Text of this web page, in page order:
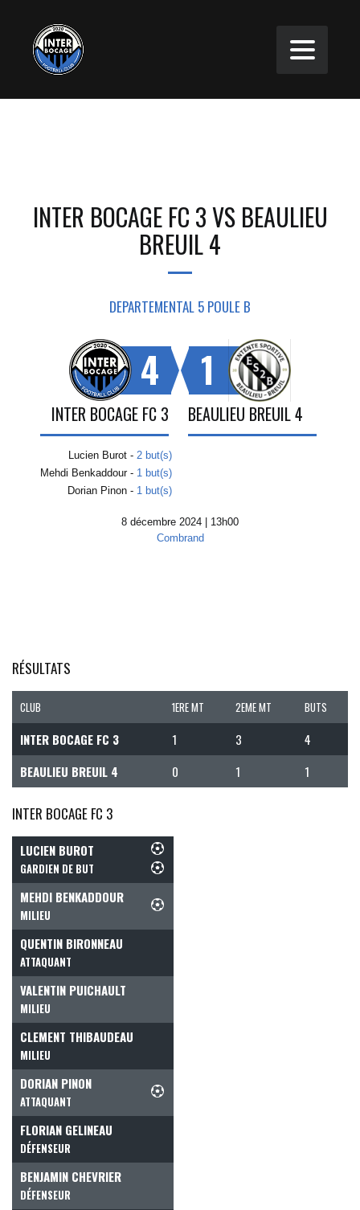
INTER BOCAGE FC 3 VS BEAULIEU
BREUIL 4
DEPARTEMENTAL 5 POULE B
4
INTER BOCAGE FC 3
Lucien Burot - 2 but(s)
Mehdi Benkaddour - 1 but(s)
Dorian Pinon - 1 but(s)
1
BEAULIEU BREUIL 4
8 décembre 2024 | 13h00
Combrand
RÉSULTATS
CLUB 1ERE MT 2EME MT BUTS
INTER BOCAGE FC 3 1 3
4
BEAULIEU BREUIL 4
0 1 1
INTER BOCAGE FC 3
LUCIEN BUROT
GARDIEN DE BUT
MEHDI BENKADDOUR
MILIEU
QUENTIN BIRONNEAU
ATTAQUANT
VALENTIN PUICHAULT
MILIEU
CLEMENT THIBAUDEAU
MILIEU
DORIAN PINON
ATTAQUANT
FLORIAN GELINEAU
DÉFENSEUR
BENJAMIN CHEVRIER
DÉFENSEUR